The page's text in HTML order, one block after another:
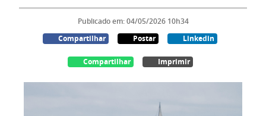
Publicado em: 04/05/2026 10h34
Compartilhar
Postar Linkedin
Compartilhar Imprimir